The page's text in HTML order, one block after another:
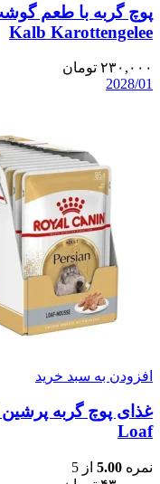
پوچ گربه با طعم
Kalb Karottengelee
۲۳۰,۰۰۰ تومان
2028/01
افزودن به سبد خرید
Loaf
نمره 5.00 از 5